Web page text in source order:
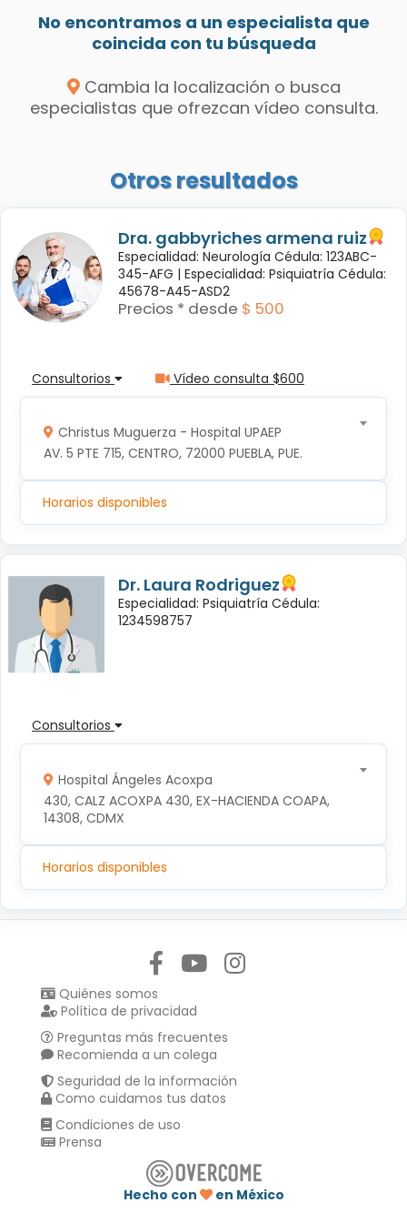
No encontramos a un especialista que
coincida con tu búsqueda
Cambia la localización o busca
especialistas que ofrezcan vídeo consulta.
Otros resultados
Dra. gabbyriches armena ruiz
Especialidad: Neurología Cédula: 123ABC-
345-AFG | Especialidad: Psiquiatría Cédula:
45678-A45-ASD2
Precios * desde $ 500
Consultorios Vídeo consulta $600
Christus Muguerza - Hospital UPAEP
AV. 5 PTE 715, CENTRO, 72000 PUEBLA, PUE.
Horarios disponibles
Dr. Laura Rodriguez
Especialidad: Psiquiatría Cédula:
1234598757
Consultorios
Hospital Ángeles Acoxpa
430, CALZ ACOXPA 430, EX-HACIENDA COAPA,
14308, CDMX
Horarios disponibles
Quiénes somos
Política de privacidad
Preguntas más frecuentes
Recomienda a un colega
Seguridad de la información
Como cuidamos tus datos
Condiciones de uso
Prensa
Hecho con
en México